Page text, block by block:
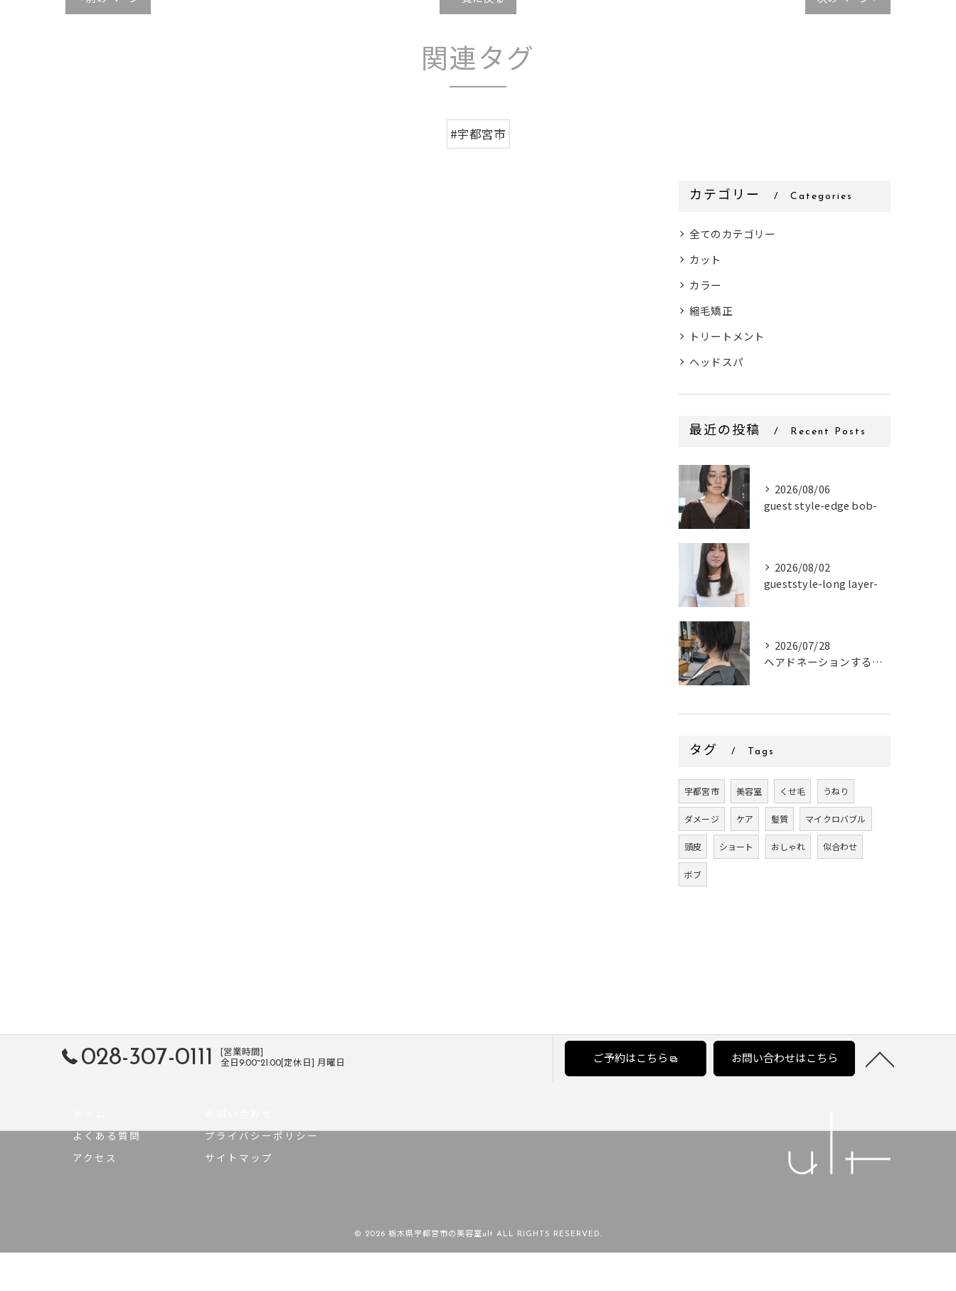
関連タグ
#宇都宮市
カテゴリー Categories
全てのカテゴリー
カット
カラー
縮毛矯正
トリートメント
ヘッドスパ
最近の投稿 Recent Posts
2026/08/06
guest style-edge bob-
2026/08/02
gueststyle-long layer-
2026/07/28
ヘアドネーションするお客様✂
タグ Tags
宇都宮市 美容室 くせ毛 うねり
ダメージ ケア 髪質 マイクロバブル
頭皮 ショート おしゃれ 似合わせ
ボブ
028-307-0111
[営業時間]
全日9:00~21:00[定休日] 月曜日
ご予約はこちら お問い合わせはこちら
よくある質問
アクセス
プライバシーポリシー
サイトマップ
© 2026 栃木県宇都宮市の美容室ult ALL RIGHTS RESERVED.